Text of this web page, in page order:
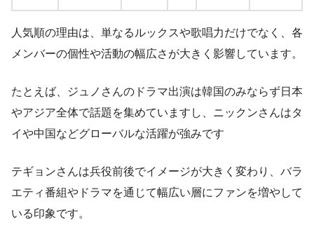
人気順の理由は、単なるルックスや歌唱力だけでなく、各
メンバーの個性や活動の幅広さが大きく影響しています。
たとえば、ジュノさんのドラマ出演は韓国のみならず日本
やアジア全体で話題を集めていますし、ニックンさんはタ
イや中国などグローバルな活躍が強みです
テギョンさんは兵役前後でイメージが大きく変わり、バラ
エティ番組やドラマを通じて幅広い層にファンを増やして
いる印象です。